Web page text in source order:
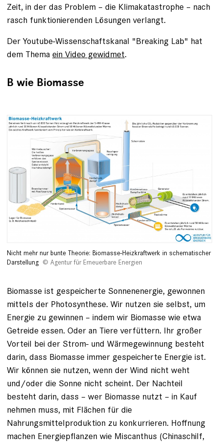
Zeit, in der das Problem – die Klimakatastrophe – nach
rasch funktionierenden Lösungen verlangt.
Der Youtube-Wissenschaftskanal "Breaking Lab" hat
dem Thema ein Video gewidmet.
B wie Biomasse
Nicht mehr nur bunte Theorie: Biomasse-Heizkraftwerk in schematischer
Darstellung
Agentur für Erneuerbare Energien
Biomasse ist gespeicherte Sonnenenergie, gewonnen
mittels der Photosynthese. Wir nutzen sie selbst, um
Energie zu gewinnen – indem wir Biomasse wie etwa
Getreide essen. Oder an Tiere verfüttern. Ihr großer
Vorteil bei der Strom- und Wärmegewinnung besteht
darin, dass Biomasse immer gespeicherte Energie ist.
Wir können sie nutzen, wenn der Wind nicht weht
und/oder die Sonne nicht scheint. Der Nachteil
besteht darin, dass – wer Biomasse nutzt – in Kauf
nehmen muss, mit Flächen für die
Nahrungsmittelproduktion zu konkurrieren. Hoffnung
machen Energiepflanzen wie Miscanthus (Chinaschilf,